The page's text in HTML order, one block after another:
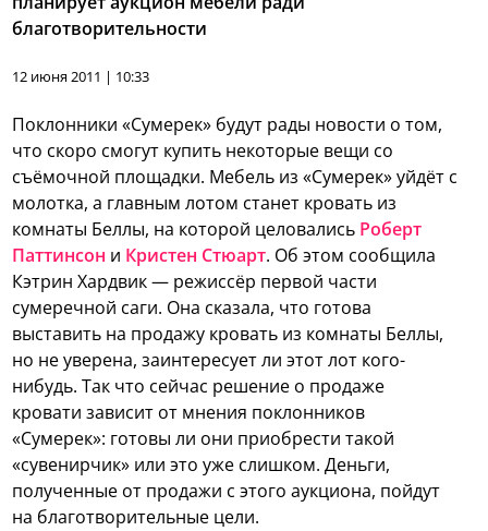
благотворительности
12 июня 2011 | 10:33
Поклонники «Сумерек» будут рады новости о том,
что скоро смогут купить некоторые вещи со
съёмочной площадки. Мебель из «Сумерек» уйдёт с
молотка, а главным лотом станет кровать из
комнаты Беллы, на которой целовались Роберт
Паттинсон и Кристен Стюарт. Об этом сообщила
Кэтрин Хардвик — режиссёр первой части
сумеречной саги. Она сказала, что готова
выставить на продажу кровать из комнаты Беллы,
но не уверена, заинтересует ли этот лот кого-
нибудь.Так что сейчас решение о продаже
кровати зависит от мнения поклонников
«Сумерек»: готовы ли они приобрести такой
«сувенирчик» или это уже слишком. Деньги,
полученные от продажи с этого аукциона, пойдут
на благотворительные цели.